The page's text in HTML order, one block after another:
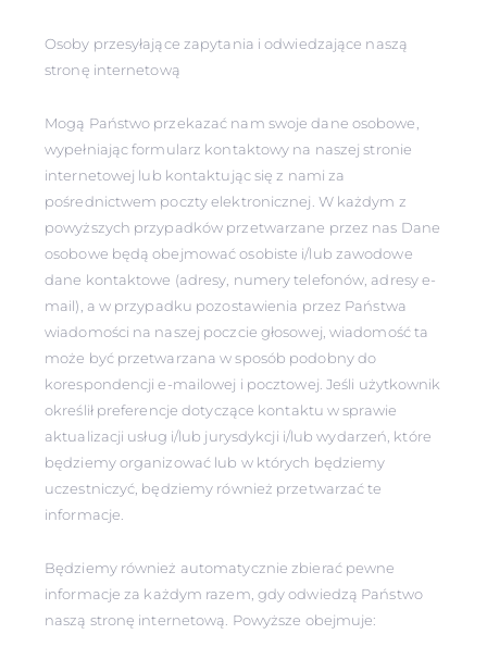
Osoby przesyłające zapytania i odwiedzające naszą
stronę internetową
Mogą Państwo przekazać nam swoje dane osobowe,
wypełniając formularz kontaktowy na naszej stronie
internetowej lub kontaktując się z nami za
pośrednictwem poczty elektronicznej. W każdym z
powyższych przypadków przetwarzane przez nas Dane
osobowe będą obejmować osobiste i/lub zawodowe
dane kontaktowe (adresy, numery telefonów, adresy e-
mail), a w przypadku pozostawienia przez Państwa
wiadomości na naszej poczcie głosowej, wiadomość ta
może być przetwarzana w sposób podobny do
korespondencji e-mailowej i pocztowej. Jeśli użytkownik
określił preferencje dotyczące kontaktu w sprawie
aktualizacji usług i/lub jurysdykcji i/lub wydarzeń, które
będziemy organizować lub w których będziemy
uczestniczyć, będziemy również przetwarzać te
informacje.
Będziemy również automatycznie zbierać pewne
informacje za każdym razem, gdy odwiedzą Państwo
naszą stronę internetową. Powyższe obejmuje: